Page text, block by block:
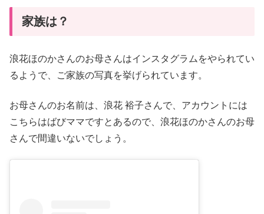
家族は？
浪花ほのかさんのお母さんはインスタグラムをやられてい
るようで、ご家族の写真を挙げられています。
お母さんのお名前は、浪花 裕子さんで、アカウントには
こちらはばびママですとあるので、浪花ほのかさんのお母
さんで間違いないでしょう。